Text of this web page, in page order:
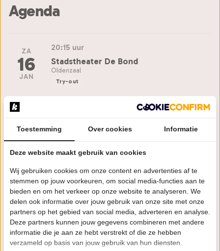
Agenda
ZA
16
JAN
20:15 uur
Stadstheater De Bond
Oldenzaal
Try-out
21
20:15 uur
Munttheater Weert
Bestel tickets
ZA
13
FEB
20:00 uur
Atlas Theater
Emmen
Toestemming Over cookies Informatie
Deze website maakt gebruik van cookies
Wij gebruiken cookies om onze content en advertenties af te
stemmen op jouw voorkeuren, om social media-functies aan te
bieden en om het verkeer op onze website te analyseren. We
delen ook informatie over jouw gebruik van onze site met onze
partners op het gebied van social media, adverteren en analyse.
Deze partners kunnen jouw gegevens combineren met andere
informatie die je aan ze hebt verstrekt of die ze hebben
verzameld op basis van jouw gebruik van hun diensten.